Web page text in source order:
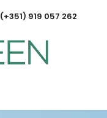
(+351) 919 057 262